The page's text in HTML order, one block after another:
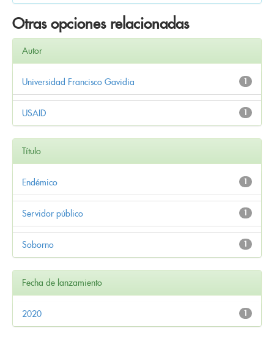
Otras opciones relacionadas
Autor
1
Universidad Francisco Gavidia
1
USAID
Título
1
Endémico
1
Servidor público
1
Soborno
Fecha de lanzamiento
1
2020